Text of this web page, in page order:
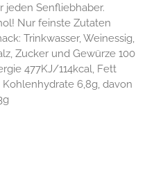
jeden Senfliebhaber.
Nur feinste Zutaten
Trinkwasser, Weinessig,
Zucker und Gewürze 100
477KJ/114kcal, Fett
6,8g, davon